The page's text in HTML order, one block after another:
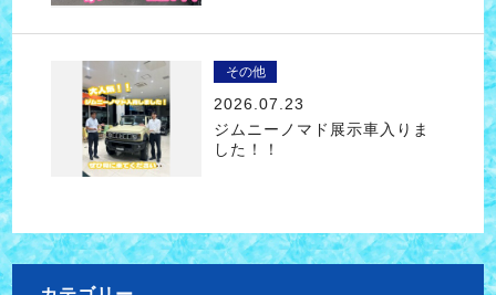
その他
2026.07.23
ジムニーノマド展示車入りま
した！！